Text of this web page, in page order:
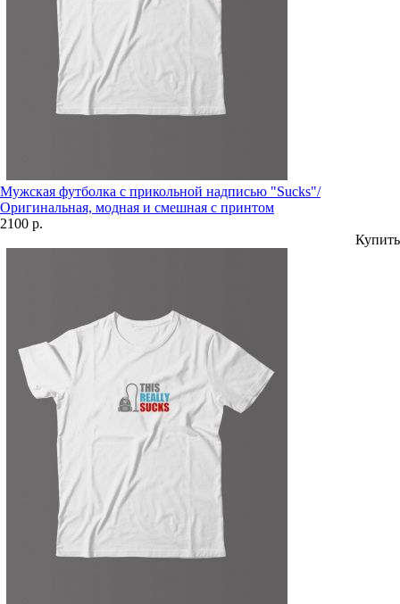
Мужская футболка с прикольной надписью "Sucks"/
Оригинальная, модная и смешная с принтом
2100 р.
Купить